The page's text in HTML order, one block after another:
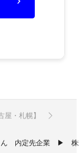
・札幌】
ん 内定先企業 ▶ 株